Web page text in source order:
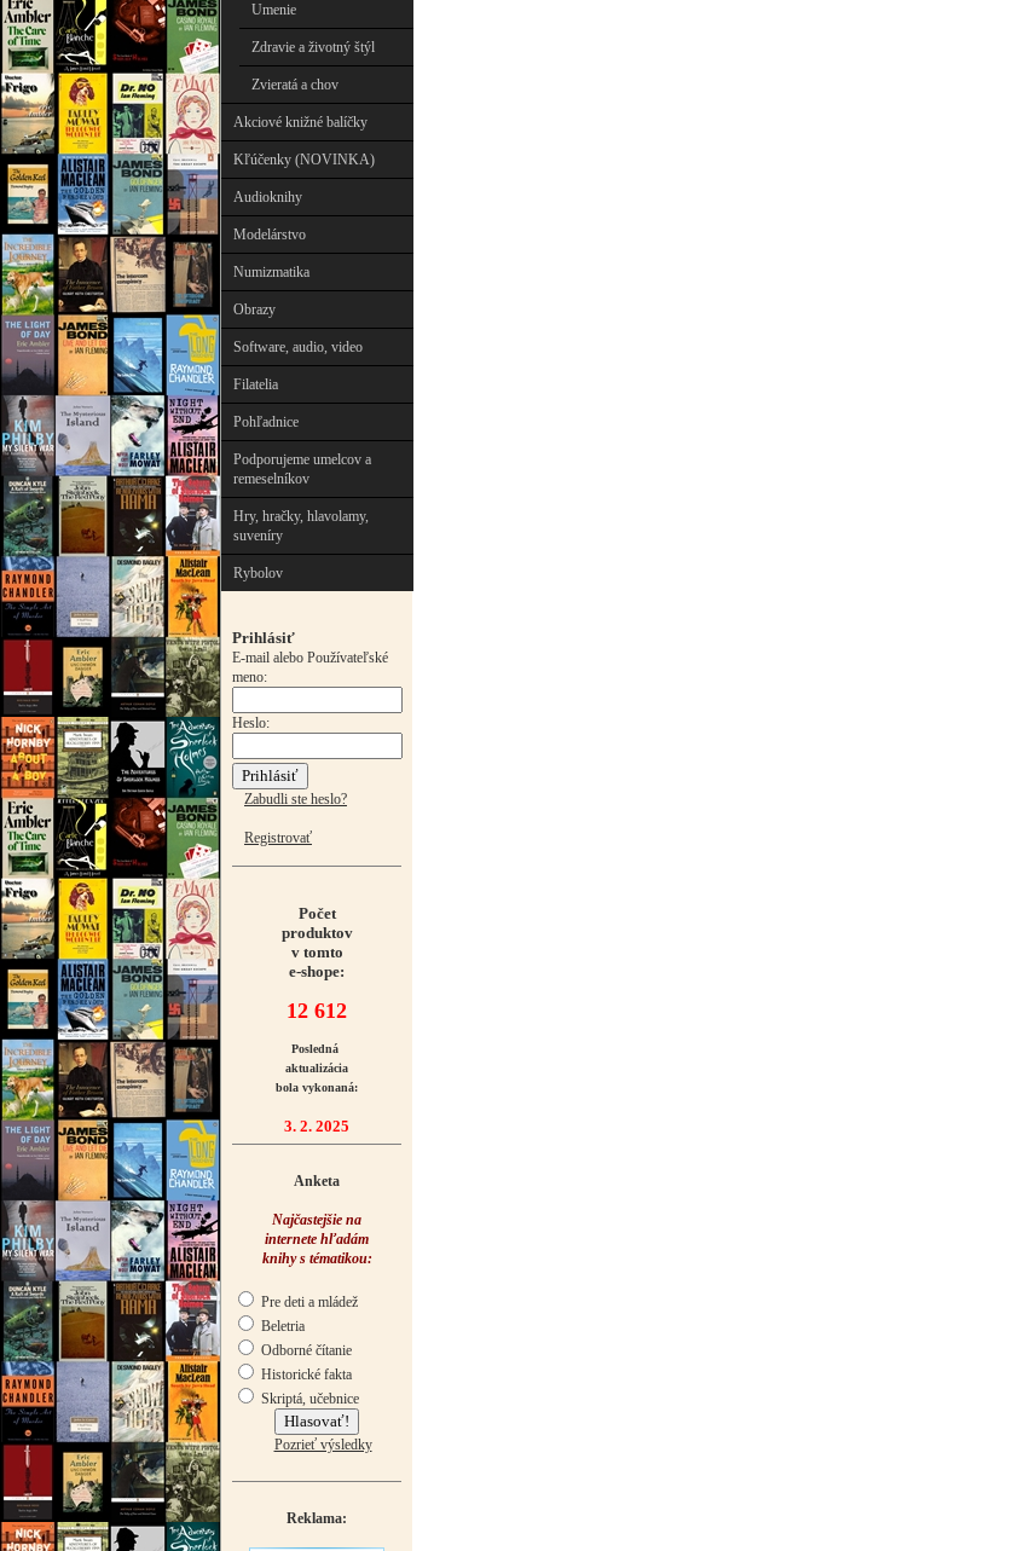
Umenie
Zdravie a životný štýl
Zvieratá a chov
Akciové knižné balíčky
Kľúčenky (NOVINKA)
Audioknihy
Modelárstvo
Numizmatika
Obrazy
Software, audio, video
Filatelia
Pohľadnice
Podporujeme umelcov a
remeselníkov
Hry, hračky, hlavolamy,
suveníry
Rybolov
Prihlásiť
E-mail alebo Používateľské
meno:
Heslo:
Zabudli ste heslo?
Registrovať
Počet
produktov
v tomto
e-shope:
12 612
Posledná
aktualizácia
bola vykonaná:
3. 2. 2025
Anketa
Najčastejšie na
internete hľadám
knihy s tématikou:
Pre deti a mládež
Beletria
Odborné čítanie
Historické fakta
Skriptá, učebnice
Pozrieť výsledky
Reklama: